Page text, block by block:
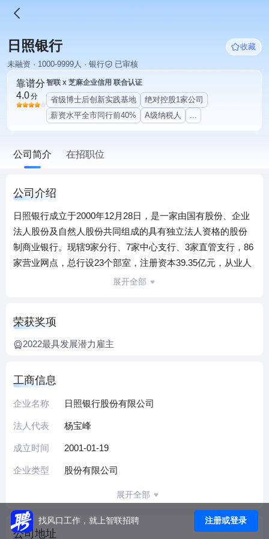
日照银行
收藏
未融资 · 1000-9999人 · 银行
已审核
靠谱分
4.0分
智联 x 芝麻企业信用 联合认证
省级博士后创新实践基地
绝对控股1家公司
薪资水平全市同行前40%
A级纳税人 ...
公司简介 在招职位
公司介绍
日照银行成立于2000年12月28日，是一家由国有股份、企业
法人股份及自然人股份共同组成的具有独立法人资格的股份
制商业银行。现辖9家分行、7家中心支行、3家直管支行，86
家营业网点，总行设23个部室，注册资本39.35亿元，从业人
员2600余人。2006年引进南京银行为战略投资者，开创了国
行、临沂分行、潍坊分行、枣庄分行、济宁分行、威海分
行、烟台分行、聊城分行，发起设立济宁高新村镇银行，构
款规模均增长了160余倍，目前分别突破2000亿元、1500亿
元、1000亿元，实现了由小到大、由弱到强、由地方性银行
到区域性银行的成功跨越。
立“公平、法正、抓实、创新”的核心价值观，坚持“立足地方
经济、支持中小企业、服务广大市民”的市场定位，全力打
获得“全国文明单位”“全国青年文明号”“全国工人先锋号”“中国
银行业文明规范服务千佳示范单位”“厚道鲁商品牌企业”“日照
市经济发展突出贡献奖”等荣誉称号。
展开全部
荣获奖项
2022最具发展潜力雇主
工商信息
企业名称 日照银行股份有限公司
法人代表 杨宝峰
成立时间 2001-01-19
企业类型 股份有限公司
展开全部
公司地址
找风口工作，就上智联招聘 注册或登录